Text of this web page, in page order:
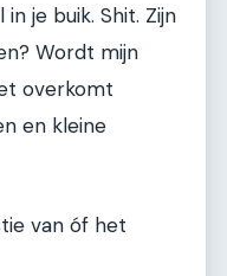
je buik. Shit. Zijn
Wordt mijn
overkomt
en kleine
van óf het